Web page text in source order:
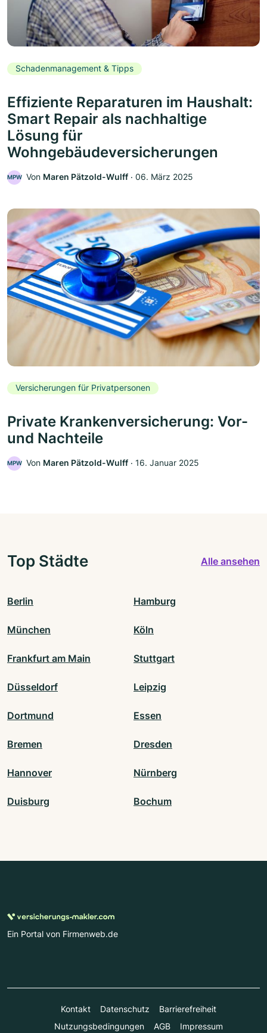
Schadenmanagement & Tipps
Effiziente Reparaturen im Haushalt:
Smart Repair als nachhaltige
Lösung für
Wohngebäudeversicherungen
MPW Von Maren Pätzold-Wulff ‧ 06. März 2025
Versicherungen für Privatpersonen
Private Krankenversicherung: Vor-
und Nachteile
MPW Von Maren Pätzold-Wulff ‧ 16. Januar 2025
Top Städte Alle ansehen
Berlin Hamburg
München Köln
Frankfurt am Main Stuttgart
Düsseldorf Leipzig
Dortmund Essen
Bremen Dresden
Hannover Nürnberg
Duisburg Bochum
Ein Portal von Firmenweb.de
Kontakt Datenschutz
Barrierefreiheit
Nutzungsbedingungen
AGB Impressum